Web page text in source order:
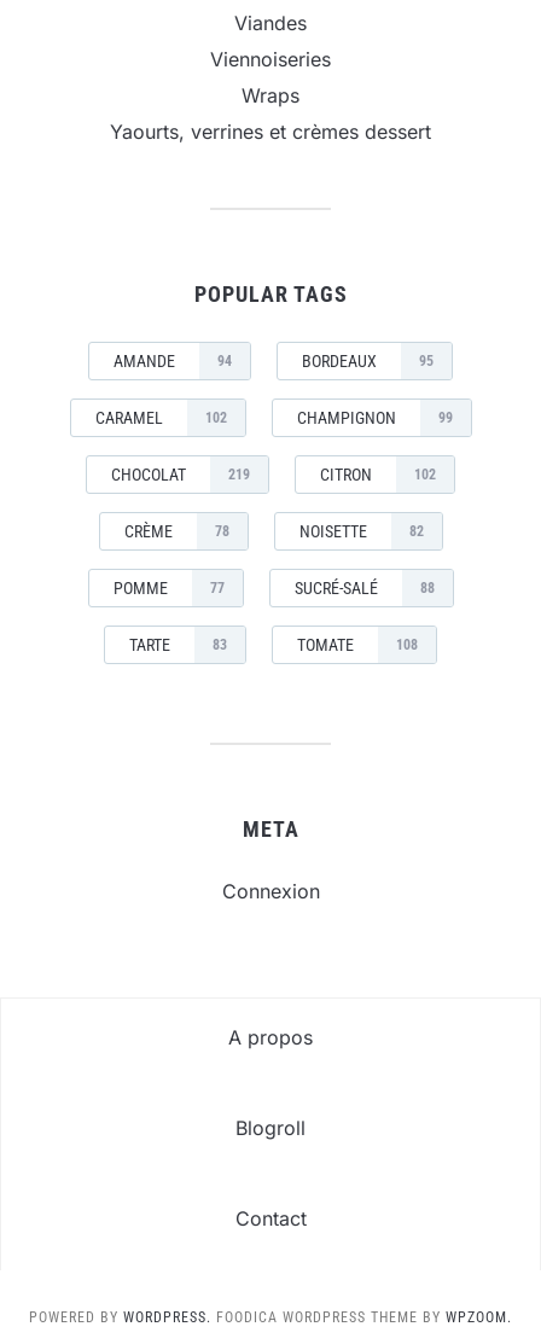
Viandes
Viennoiseries
Wraps
Yaourts, verrines et crèmes dessert
POPULAR TAGS
AMANDE 94 BORDEAUX 95
CARAMEL 102 CHAMPIGNON 99
CHOCOLAT 219 CITRON 102
CRÈME 78 NOISETTE 82
POMME 77 SUCRÉ-SALÉ 88
TARTE 83 TOMATE 108
META
Connexion
A propos
Blogroll
Contact
POWERED BY WORDPRESS. FOODICA WORDPRESS THEME BY WPZOOM.